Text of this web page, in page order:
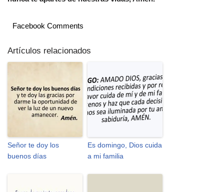
Facebook Comments
Artículos relacionados
Señor te doy los
buenos días
Es domingo, Dios cuida
a mi familia